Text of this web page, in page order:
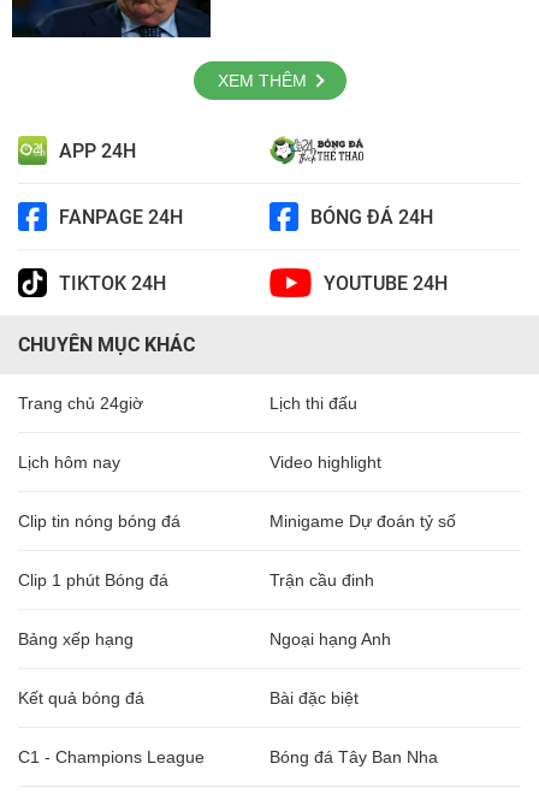
XEM THÊM
APP 24H
FANPAGE 24H BÓNG ĐÁ 24H
TIKTOK 24H YOUTUBE 24H
CHUYÊN MỤC KHÁC
Trang chủ 24giờ Lịch thi đấu
Lịch hôm nay Video highlight
Clip tin nóng bóng đá Minigame Dự đoán tỷ số
Clip 1 phút Bóng đá Trận cầu đinh
Bảng xếp hạng Ngoại hạng Anh
Kết quả bóng đá Bài đặc biệt
C1 - Champions League Bóng đá Tây Ban Nha